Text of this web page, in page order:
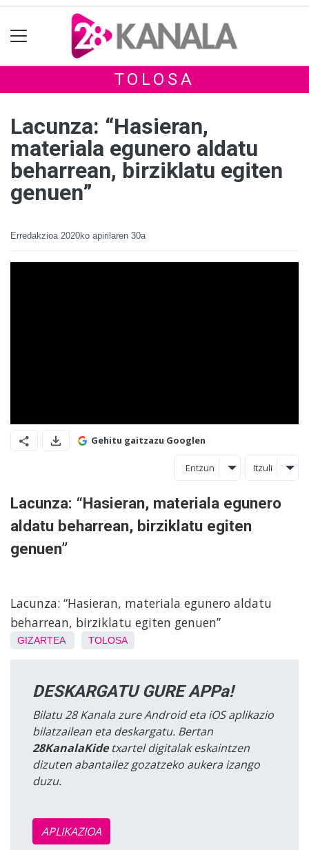
TOLOSA
Lacunza: “Hasieran,
materiala egunero aldatu
beharrean, birziklatu egiten
genuen”
Erredakzioa 2020ko apirilaren 30a
Gehitu gaitzazu Googlen
Entzun Itzuli
Lacunza: “Hasieran, materiala egunero
aldatu beharrean, birziklatu egiten
genuen”
Lacunza: “Hasieran, materiala egunero aldatu
beharrean, birziklatu egiten genuen”
GIZARTEA TOLOSA
DESKARGATU GURE APPa!
Bilatu 28 Kanala zure Android eta iOS aplikazio
bilatzailean eta deskargatu. Bertan
28KanalaKidetxartel digitalak eskaintzen
dizuten abantailez gozatzeko aukera izango
duzu.
APLIKAZIOA